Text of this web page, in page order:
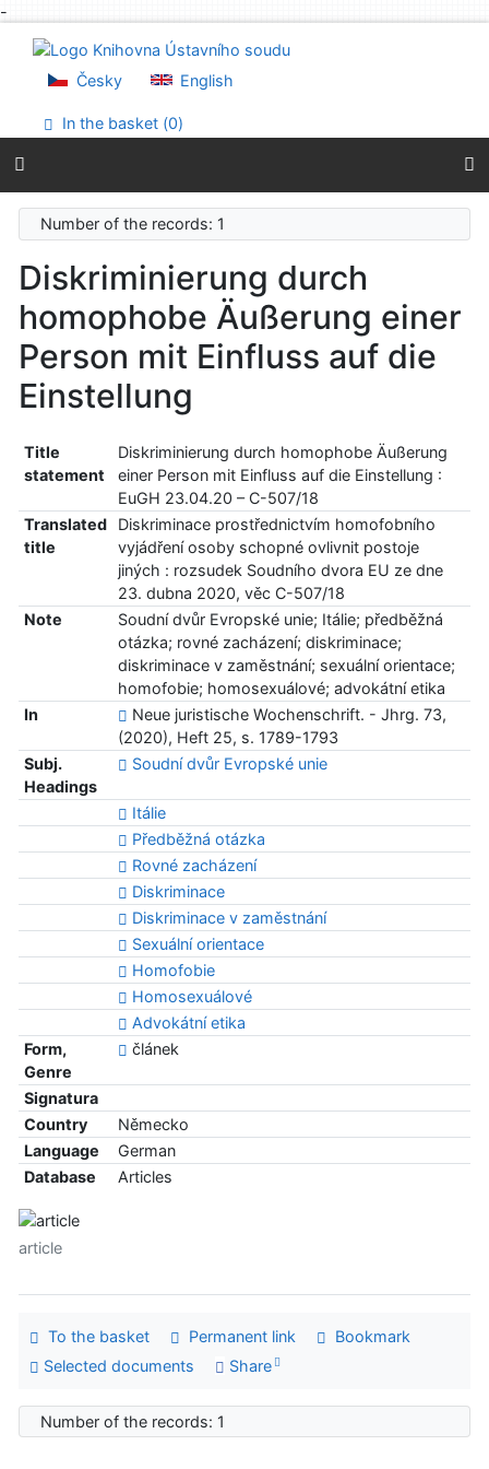
-
Go to menu
Accessibility declaration
Česky English
In the basket (0)
Number of the records: 1
Diskriminierung durch
homophobe Äußerung einer
Person mit Einfluss auf die
Einstellung
Title
statement
Diskriminierung durch homophobe Äußerung
einer Person mit Einfluss auf die Einstellung :
EuGH 23.04.20 – C-507/18
Translated
title
Diskriminace prostřednictvím homofobního
vyjádření osoby schopné ovlivnit postoje
jiných : rozsudek Soudního dvora EU ze dne
23. dubna 2020, věc C-507/18
Note
Soudní dvůr Evropské unie; Itálie; předběžná
otázka; rovné zacházení; diskriminace;
diskriminace v zaměstnání; sexuální orientace;
homofobie; homosexuálové; advokátní etika
In
Neue juristische Wochenschrift. - Jhrg. 73,
(2020), Heft 25, s. 1789-1793
Subj.
Headings
Soudní dvůr Evropské unie
Itálie
Předběžná otázka
Rovné zacházení
Diskriminace
Diskriminace v zaměstnání
Sexuální orientace
Homofobie
Homosexuálové
Advokátní etika
Form,
Genre
článek
Signatura
Country
Německo
Language
German
Database
Articles
article
To the basket Permanent link
Bookmark
Selected documents
Share
Number of the records: 1